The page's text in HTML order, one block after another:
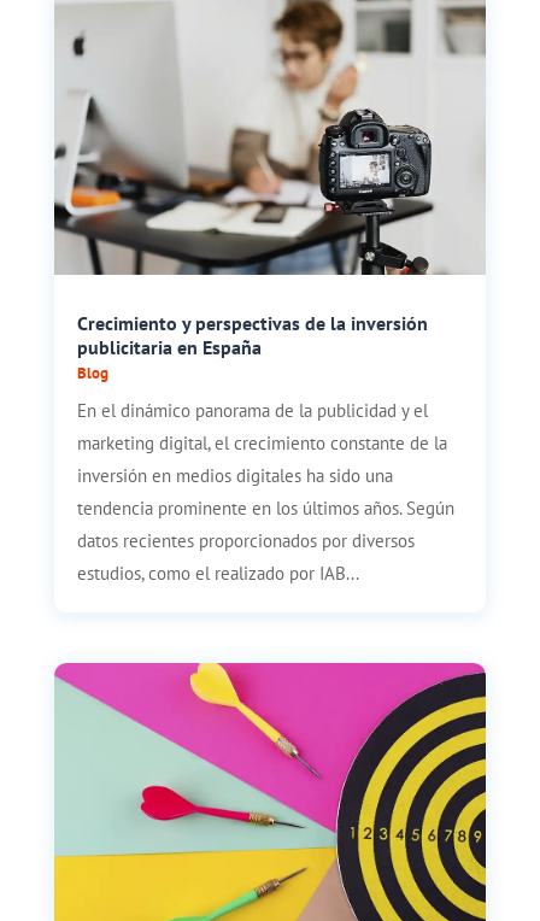
Crecimiento y perspectivas de la inversión
publicitaria en España
Blog
En el dinámico panorama de la publicidad y el
marketing digital, el crecimiento constante de la
inversión en medios digitales ha sido una
tendencia prominente en los últimos años. Según
datos recientes proporcionados por diversos
estudios, como el realizado por IAB...